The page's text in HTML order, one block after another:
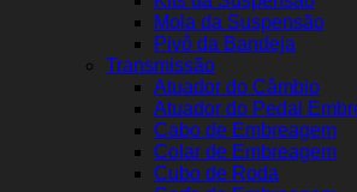
Mola da Suspensão
Pivô da Bandeja
Transmissão
Atuador do Câmbio
Atuador do Pedal
Cabo de Embreagem
Colar de Embreagem
Cubo de Roda